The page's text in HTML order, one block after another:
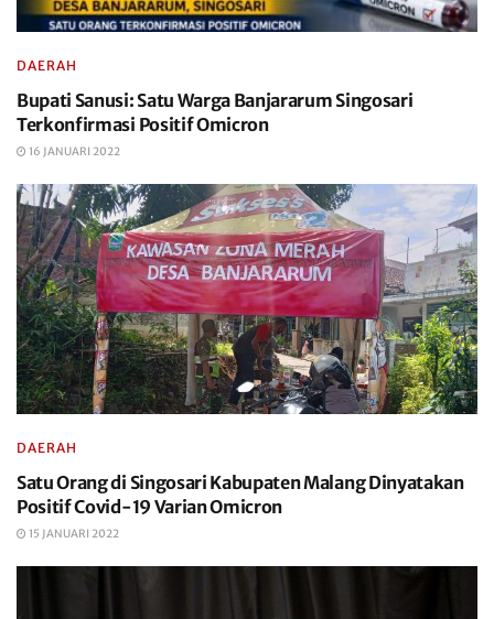
DAERAH
Bupati Sanusi: Satu Warga Banjararum Singosari
Terkonfirmasi Positif Omicron
16 JANUARI 2022
DAERAH
Satu Orang di Singosari Kabupaten Malang Dinyatakan
Positif Covid-19 Varian Omicron
15 JANUARI 2022